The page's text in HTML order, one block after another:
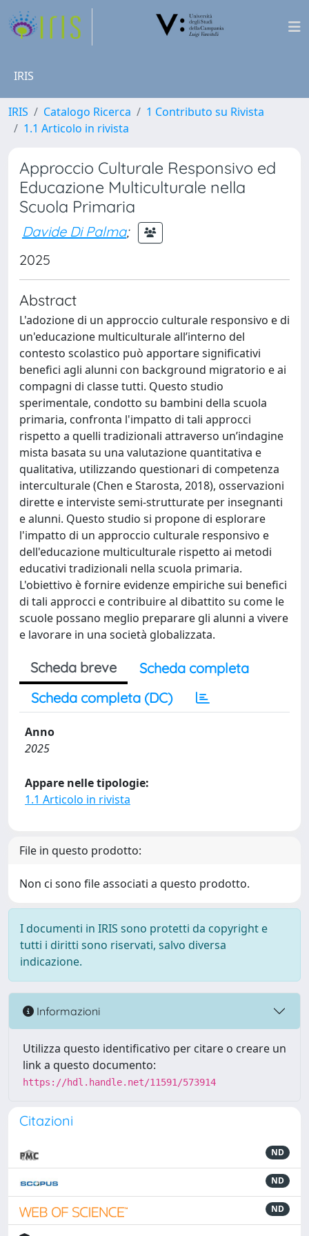
IRIS
IRIS Catalogo Ricerca
1 Contributo su Rivista
1.1 Articolo in rivista
Approccio Culturale Responsivo ed
Educazione Multiculturale nella
Scuola Primaria
Davide Di Palma;
2025
Abstract
L'adozione di un approccio culturale responsivo e di
un'educazione multiculturale all’interno del
contesto scolastico può apportare significativi
benefici agli alunni con background migratorio e ai
compagni di classe tutti. Questo studio
sperimentale, condotto su bambini della scuola
primaria, confronta l'impatto di tali approcci
rispetto a quelli tradizionali attraverso un’indagine
mista basata su una valutazione quantitativa e
qualitativa, utilizzando questionari di competenza
interculturale (Chen e Starosta, 2018), osservazioni
dirette e interviste semi-strutturate per insegnanti
e alunni. Questo studio si propone di esplorare
l'impatto di un approccio culturale responsivo e
dell'educazione multiculturale rispetto ai metodi
educativi tradizionali nella scuola primaria.
L'obiettivo è fornire evidenze empiriche sui benefici
di tali approcci e contribuire al dibattito su come le
scuole possano meglio preparare gli alunni a vivere
e lavorare in una società globalizzata.
Scheda breve
Scheda completa
Scheda completa (DC)
Anno
2025
Appare nelle tipologie:
1.1 Articolo in rivista
File in questo prodotto:
Non ci sono file associati a questo prodotto.
I documenti in IRIS sono protetti da copyright e
tutti i diritti sono riservati, salvo diversa
indicazione.
Informazioni
Utilizza questo identificativo per citare o creare un
link a questo documento:
https://hdl.handle.net/11591/573914
Citazioni
ND
ND
ND